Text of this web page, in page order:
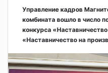
Управление кадров
комбината вошло в число
конкурса
«Наставничество на